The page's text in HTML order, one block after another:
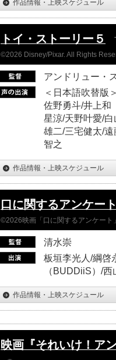
作品情報・上映スケジュール
トイ・ストーリー５
©2026 Disney/Pixar. All Rights
アンドリュー・
＜日本語吹替版
佐野勇斗/井上和
星涼/天野叶愛/
雄二/三宅健太/
智之
作品情報・上映スケジュール
口に関するアンケー
©2026映画「口に関するアンケート
清水崇
板垣李光人/綱啓
（BUDDiiS）/
作品情報・上映スケジュール
映画『それいけ！ア